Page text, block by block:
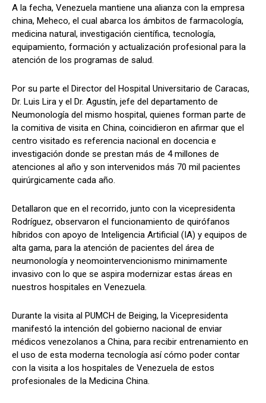
A la fecha, Venezuela mantiene una alianza con la empresa
china, Meheco, el cual abarca los ámbitos de farmacología,
medicina natural, investigación científica, tecnología,
equipamiento, formación y actualización profesional para la
atención de los programas de salud.
Por su parte el Director del Hospital Universitario de Caracas,
Dr. Luis Lira y el Dr. Agustín, jefe del departamento de
Neumonología del mismo hospital, quienes forman parte de
la comitiva de visita en China, coincidieron en afirmar que el
centro visitado es referencia nacional en docencia e
investigación donde se prestan más de 4 millones de
atenciones al año y son intervenidos más 70 mil pacientes
quirúrgicamente cada año.
Detallaron que en el recorrido, junto con la vicepresidenta
Rodríguez, observaron el funcionamiento de quirófanos
híbridos con apoyo de Inteligencia Artificial (IA) y equipos de
alta gama, para la atención de pacientes del área de
neumonología y neomointervencionismo minimamente
invasivo con lo que se aspira modernizar estas áreas en
nuestros hospitales en Venezuela.
Durante la visita al PUMCH de Beiging, la Vicepresidenta
manifestó la intención del gobierno nacional de enviar
médicos venezolanos a China, para recibir entrenamiento en
el uso de esta moderna tecnología así cómo poder contar
con la visita a los hospitales de Venezuela de estos
profesionales de la Medicina China.